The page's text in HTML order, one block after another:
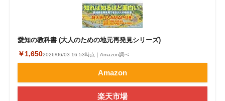
愛知の教科書 (大人のための地元再発見シリーズ)
￥1,6502026/06/03 16:53時点｜Amazon調べ
Amazon
楽天市場